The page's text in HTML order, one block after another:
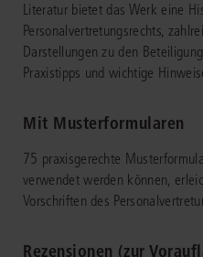
Literatur bietet das Werk eine
Personalvertretungsrechts,
Darstellungen zu den
Praxistipps und wichtige
Mit Musterformularen
75 praxisgerechte
verwendet werden können,
Vorschriften des
Rezensionen (zur